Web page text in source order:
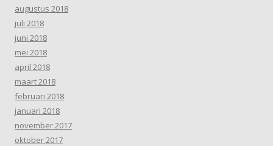
augustus 2018
juli 2018
juni 2018
mei 2018
april 2018
maart 2018
februari 2018
januari 2018
november 2017
oktober 2017